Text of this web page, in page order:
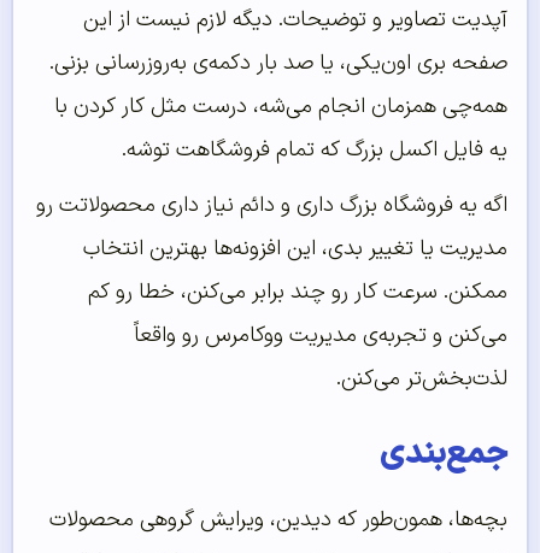
آپدیت تصاویر و توضیحات. دیگه لازم نیست از این
صفحه بری اون‌یکی، یا صد بار دکمه‌ی به‌روزرسانی بزنی.
همه‌چی همزمان انجام می‌شه، درست مثل کار کردن با
یه فایل اکسل بزرگ که تمام فروشگاهت توشه.
اگه یه فروشگاه بزرگ داری و دائم نیاز داری محصولاتت رو
مدیریت یا تغییر بدی، این افزونه‌ها بهترین انتخاب
ممکنن. سرعت کار رو چند برابر می‌کنن، خطا رو کم
می‌کنن و تجربه‌ی مدیریت ووکامرس رو واقعاً
لذت‌بخش‌تر می‌کنن.
جمع‌بندی
بچه‌ها، همون‌طور که دیدین، ویرایش گروهی محصولات